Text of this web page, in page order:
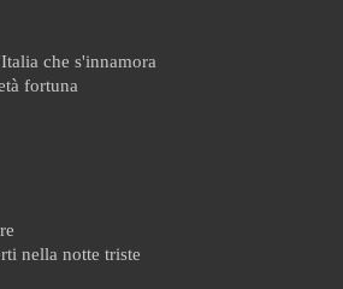
che s'innamora
fortuna
nella notte triste